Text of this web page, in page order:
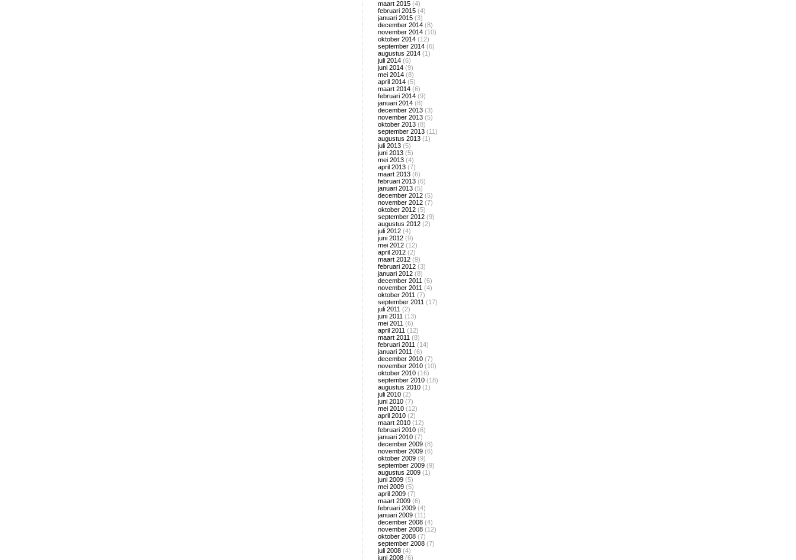
maart 2015 (4)
februari 2015 (4)
januari 2015 (3)
december 2014 (8)
november 2014 (10)
oktober 2014 (12)
september 2014 (6)
augustus 2014 (1)
juli 2014 (6)
juni 2014 (9)
mei 2014 (8)
april 2014 (5)
maart 2014 (6)
februari 2014 (9)
januari 2014 (8)
december 2013 (3)
november 2013 (5)
oktober 2013 (8)
september 2013 (11)
augustus 2013 (1)
juli 2013 (5)
juni 2013 (5)
mei 2013 (4)
april 2013 (7)
maart 2013 (6)
februari 2013 (6)
januari 2013 (5)
december 2012 (5)
november 2012 (7)
oktober 2012 (5)
september 2012 (9)
augustus 2012 (2)
juli 2012 (4)
juni 2012 (9)
mei 2012 (12)
april 2012 (2)
maart 2012 (9)
februari 2012 (3)
januari 2012 (8)
december 2011 (6)
november 2011 (4)
oktober 2011 (7)
september 2011 (17)
juli 2011 (2)
juni 2011 (13)
mei 2011 (6)
april 2011 (12)
maart 2011 (8)
februari 2011 (14)
januari 2011 (6)
december 2010 (7)
november 2010 (10)
oktober 2010 (16)
september 2010 (18)
augustus 2010 (1)
juli 2010 (2)
juni 2010 (7)
mei 2010 (12)
april 2010 (2)
maart 2010 (12)
februari 2010 (6)
januari 2010 (7)
december 2009 (8)
november 2009 (6)
oktober 2009 (9)
september 2009 (9)
augustus 2009 (1)
juni 2009 (5)
mei 2009 (5)
april 2009 (7)
maart 2009 (6)
februari 2009 (4)
januari 2009 (11)
december 2008 (4)
november 2008 (12)
oktober 2008 (7)
september 2008 (7)
juli 2008 (4)
juni 2008 (6)